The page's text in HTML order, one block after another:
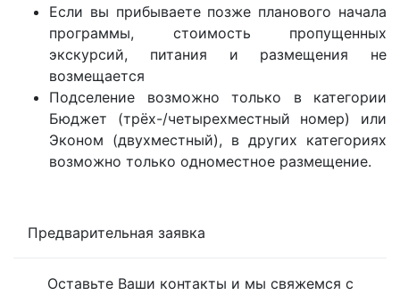
Если вы прибываете позже планового начала
программы, стоимость пропущенных
экскурсий, питания и размещения не
возмещается
Подселение возможно только в категории
Бюджет (трёх-/четырехместный номер) или
Эконом (двухместный), в других категориях
возможно только одноместное размещение.
Предварительная заявка
Оставьте Ваши контакты и мы свяжемся с